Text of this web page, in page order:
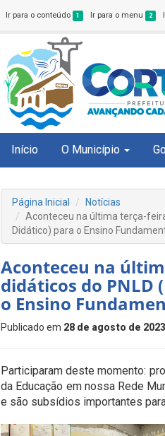
Ir para o conteúdo 1 Ir para o menu 2
Início O Município
Página Inicial
Notícias
Aconteceu na última terça-
Didático) para o Ensino
Aconteceu na
didáticos do PNLD
o Ensino
Publicado em 28 de agosto de 2023
Participaram deste momento:
da Educação em nossa Rede
e são subsídios importantes